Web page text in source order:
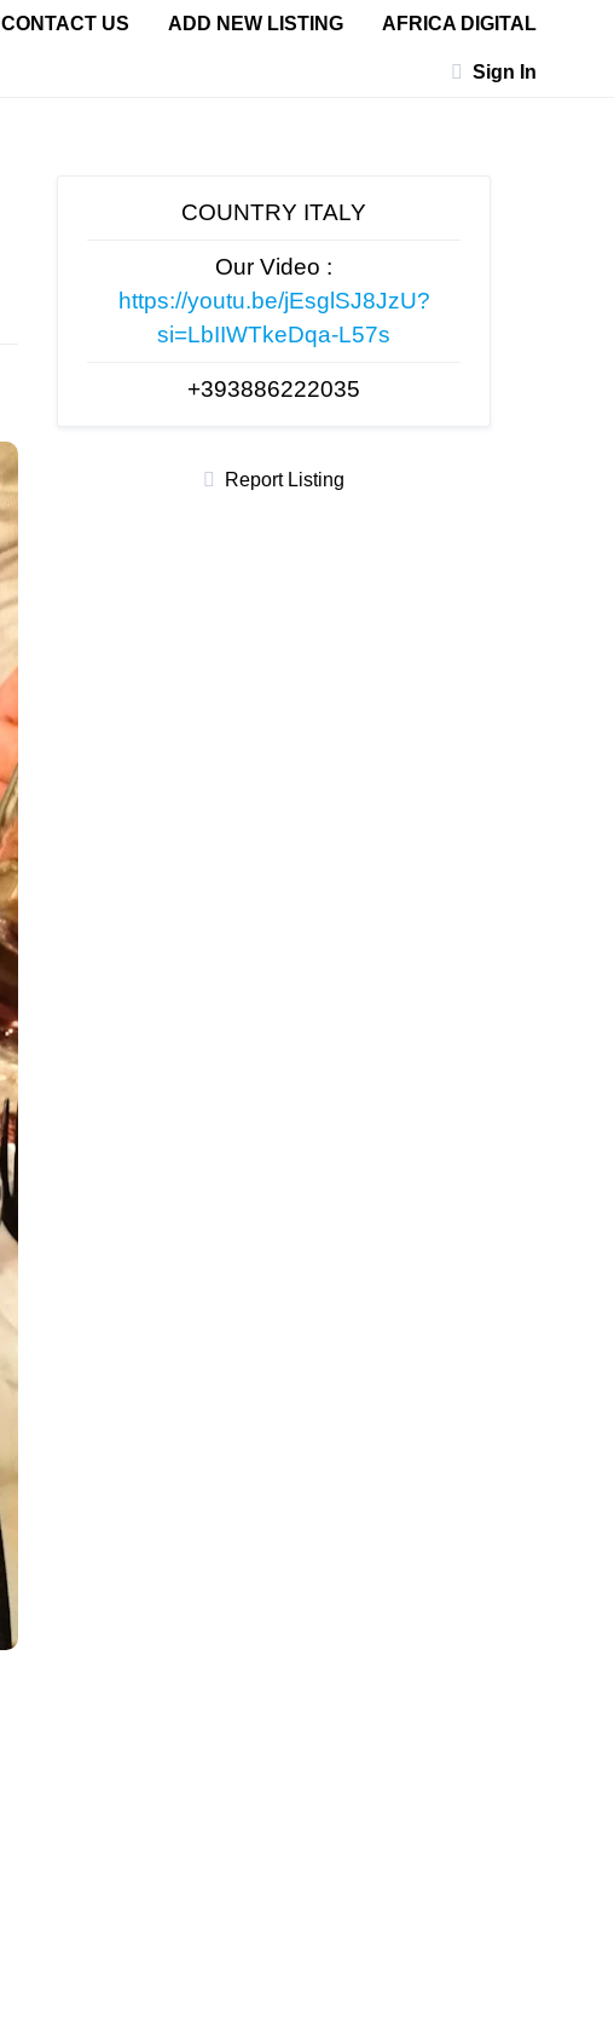
CONTACT US ADD NEW LISTING AFRICA DIGITAL
Sign In
COUNTRY ITALY
Our Video :
https://youtu.be/jEsglSJ8JzU?
si=LbIIWTkeDqa-L57s
+393886222035
Report Listing